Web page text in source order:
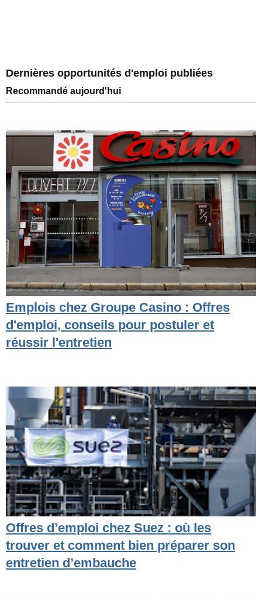
Dernières opportunités d'emploi publiées
Recommandé aujourd'hui
Emplois chez Groupe Casino : Offres
d'emploi, conseils pour postuler et
réussir l'entretien
Offres d’emploi chez Suez : où les
trouver et comment bien préparer son
entretien d’embauche